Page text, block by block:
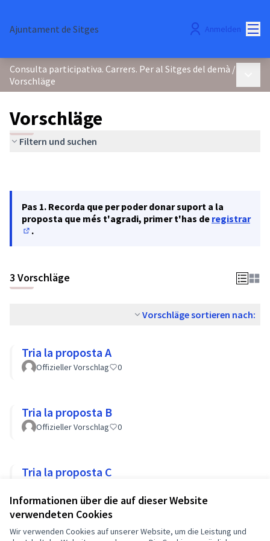
Informationen über die auf dieser Website
verwendeten Cookies
Wir verwenden Cookies auf unserer Website, um die Leistung und
Ajuntament de Sitges Anmelden
Consulta participativa. Carrers. Per al Sitges del demà /
Vorschläge
Vorschläge
Filtern und suchen
Pas 1. Recorda que per poder donar suport a la
proposta que més t'agradi, primer t'has de registrar
.
3 Vorschläge
Vorschläge sortieren nach:
Tria la proposta A
Offizieller Vorschlag 0
Tria la proposta B
Offizieller Vorschlag 0
Tria la proposta C